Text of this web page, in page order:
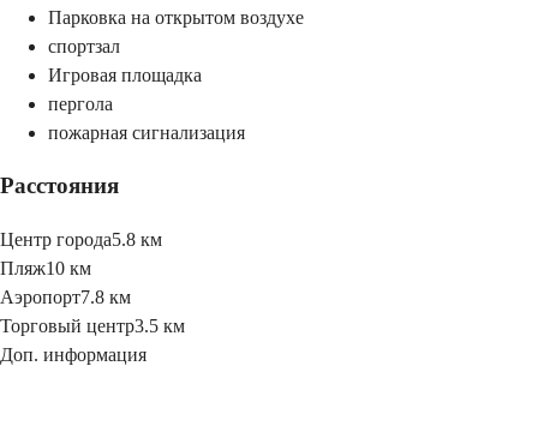
Парковка на открытом воздухе
спортзал
Игровая площадка
пергола
пожарная сигнализация
Расстояния
Центр города5.8 км
Пляж10 км
Аэропорт7.8 км
Торговый центр3.5 км
Доп. информация